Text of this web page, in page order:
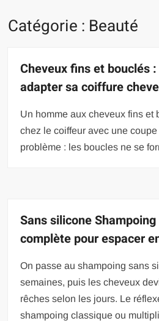
Catégorie : Beauté
Cheveux fins et bouclés
adapter sa coiffure
Un homme aux cheveux fins et
chez le coiffeur avec une
problème : les boucles ne se
Sans silicone
complète pour espacer
On passe au shampoing sans
semaines, puis les cheveux
rêches selon les jours. Le
shampoing classique ou